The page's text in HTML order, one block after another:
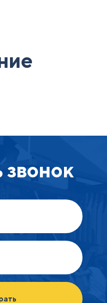
звонок